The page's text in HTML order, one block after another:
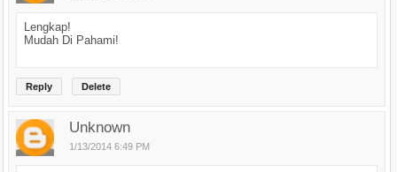
Lengkap!
Mudah Di Pahami!
Reply Delete
Unknown
1/13/2014 6:49 PM